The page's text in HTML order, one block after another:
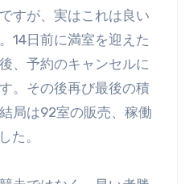
すが、実はこれは良い
14日前に満室を迎えた
、予約のキャンセルに
。その後再び最後の積
局は92室の販売、稼働
た。